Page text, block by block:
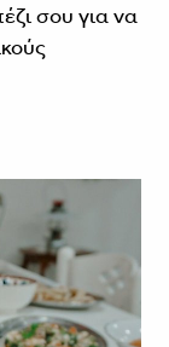
σου για να